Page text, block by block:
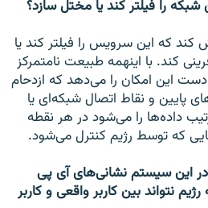
که این سرویس را فیلتر کند یا
کند. با اینهمه طبیعت نامتمرکز
این امکان را می‌دهد که ازدحام
پایین و نقاط اتصال شبکه‌ای یا
داده‌ها را می‌شود در هر نقطه
که توسط رژیم کنترل می‌شود.
این سیستم نشانی‌های آی پی
نتواند بین کاربر واقعی و کاربر